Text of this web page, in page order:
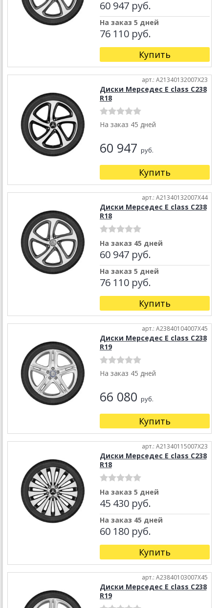
60 947 руб.
На заказ 5 дней
76 110 руб.
Купить
арт.: A21340132007X23
Диски Мерседес E class C238
R18
На заказ 45 дней
60 947 руб.
Купить
арт.: A21340132007X44
Диски Мерседес E class C238
R18
На заказ 45 дней
60 947 руб.
На заказ 5 дней
76 110 руб.
Купить
арт.: A23840104007X45
Диски Мерседес E class C238
R19
На заказ 45 дней
66 080 руб.
Купить
арт.: A21340115007X23
Диски Мерседес E class C238
R18
На заказ 5 дней
45 430 руб.
На заказ 45 дней
60 180 руб.
Купить
арт.: A23840103007X45
Диски Мерседес E class C238
R19